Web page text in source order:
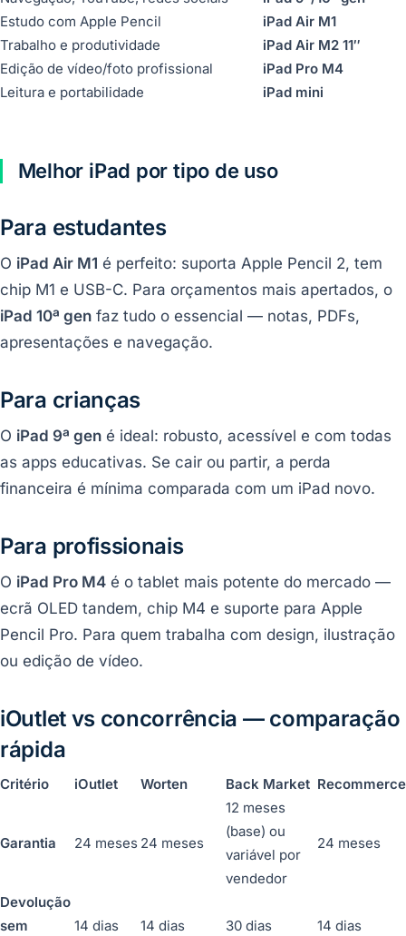
Estudo com Apple Pencil
iPad Air M1
Trabalho e produtividade
iPad Air M2 11″
Edição de vídeo/foto profissional
iPad Pro M4
Leitura e portabilidade
iPad mini
Melhor iPad por tipo de uso
Para estudantes
O iPad Air M1 é perfeito: suporta Apple Pencil 2, tem
chip M1 e USB-C. Para orçamentos mais apertados, o
iPad 10ª gen faz tudo o essencial — notas, PDFs,
apresentações e navegação.
Para crianças
O iPad 9ª gen é ideal: robusto, acessível e com todas
as apps educativas. Se cair ou partir, a perda
financeira é mínima comparada com um iPad novo.
Para profissionais
O iPad Pro M4 é o tablet mais potente do mercado —
ecrã OLED tandem, chip M4 e suporte para Apple
Pencil Pro. Para quem trabalha com design, ilustração
ou edição de vídeo.
iOutlet vs concorrência — comparação
rápida
Critério iOutlet Worten Back Market Recommerce
Garantia 24 meses 24 meses
12 meses
(base) ou
variável por
vendedor
24 meses
Devolução
sem
14 dias 14 dias 30 dias 14 dias